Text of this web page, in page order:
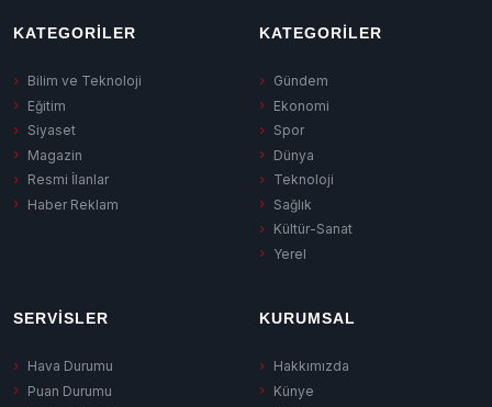
KATEGORILER
Bilim ve Teknoloji
Eğitim
Siyaset
Magazin
Resmi İlanlar
Haber Reklam
KATEGORILER
Gündem
Ekonomi
Spor
Dünya
Teknoloji
Sağlık
Kültür-Sanat
Yerel
SERVISLER
Hava Durumu
Puan Durumu
KURUMSAL
Hakkımızda
Künye